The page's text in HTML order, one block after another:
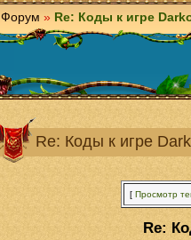
Форум » Re: Коды к игре
Re: Коды к игре
[ Просмотр
Re: